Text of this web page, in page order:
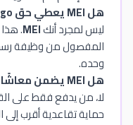
هل MEI يعطي حق seguro-desemprego؟
ليس لمجرد أنكMEI
.
المفصول من وظيفة
وحده.
هل MEI يضمن معاشًا مرتفعًا؟
لا، من يدفع فقط على
حماية تقاعدية أقرب إلى